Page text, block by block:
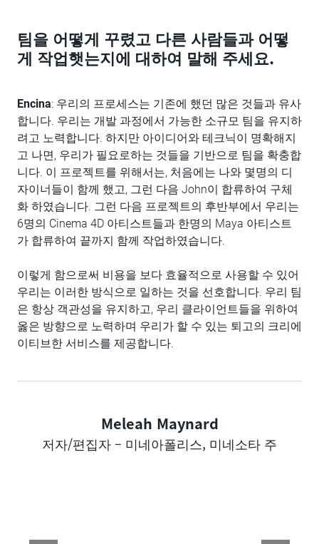
팀을 어떻게 꾸렸고 다른 사람들과 어떻
게 작업햇는지에 대하여 말해 주세요.
Encina: 우리의 프로세스는 기존에 했던 많은 것들과 유사
합니다. 우리는 개발 과정에서 가능한 소규모 팀을 유지하
려고 노력합니다. 하지만 아이디어와 테크닉이 명확해지
고 나면, 우리가 필요로하는 것들을 기반으로 팀을 확충합
니다. 이 프로젝트를 위해서는, 처음에는 나와 몇명의 디
자이너들이 함께 했고, 그런 다음 John이 합류하여 구체
화 하였습니다. 그런 다음 프로젝트의 후반부에서 우리는
6명의 Cinema 4D 아티스트들과 한명의 Maya 아티스트
가 합류하여 끝까지 함께 작업하였습니다.
이렇게 함으로써 비용을 보다 효율적으로 사용할 수 있어
우리는 이러한 방식으로 일하는 것을 선호합니다. 우리 팀
은 항상 객관성을 유지하고, 우리 클라이언트들을 위하여
옳은 방향으로 노력하며 우리가 할 수 있는 퇴고의 크리에
이티브한 서비스를 제공합니다.
Author
Meleah Maynard
저자/편집자 – 미네아폴리스, 미네소타 주